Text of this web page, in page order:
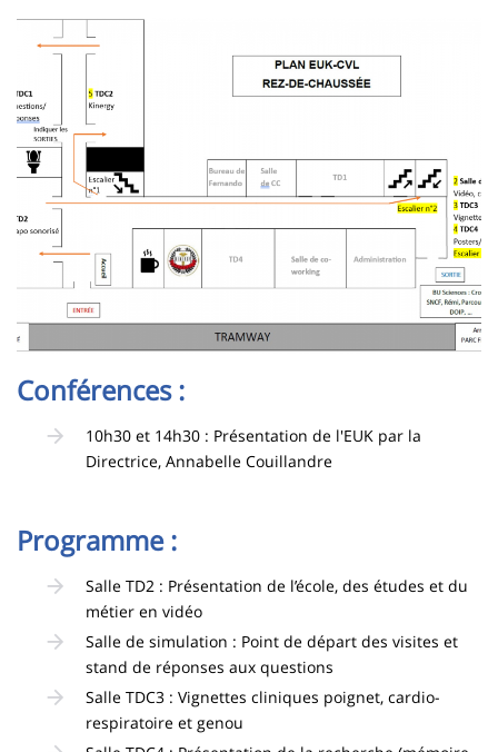
Image
Conférences :
10h30 et 14h30 : Présentation de l'EUK par la
Directrice, Annabelle Couillandre
Programme :
Salle TD2 : Présentation de l’école, des études et du
métier en vidéo
Salle de simulation : Point de départ des visites et
stand de réponses aux questions
Salle TDC3 : Vignettes cliniques poignet, cardio-
respiratoire et genou